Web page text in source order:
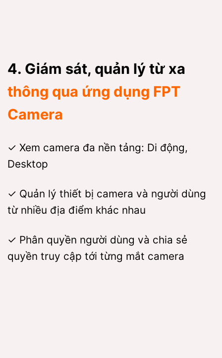
4. Giám sát, quản lý từ xa
thông qua ứng dụng FPT
Camera
✓ Xem camera đa nền tảng: Di động,
Desktop
✓ Quản lý thiết bị camera và người dùng
từ nhiều địa điểm khác nhau
✓ Phân quyền người dùng và chia sẻ
quyền truy cập tới từng mắt camera